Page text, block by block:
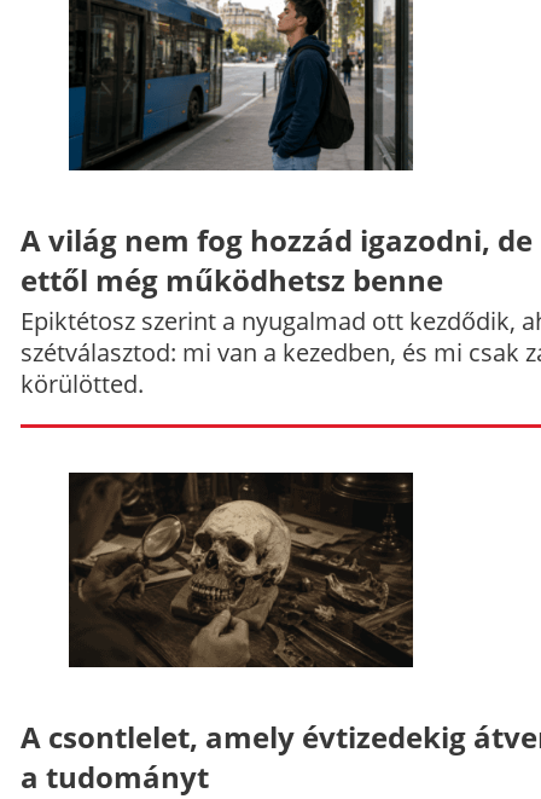
A világ nem fog hozzád igazodni, de
ettől még működhetsz benne
Epiktétosz szerint a nyugalmad ott kezdődik,
szétválasztod: mi van a kezedben, és mi csak
körülötted.
A csontlelet, amely évtizedekig
a tudományt